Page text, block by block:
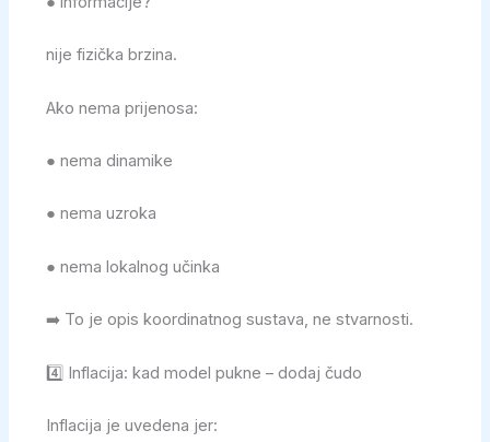
nije fizička brzina.
Ako nema prijenosa:
● nema dinamike
● nema uzroka
● nema lokalnog učinka
➡️ To je opis koordinatnog sustava, ne stvarnosti.
4️⃣ Inflacija: kad model pukne – dodaj čudo
Inflacija je uvedena jer: